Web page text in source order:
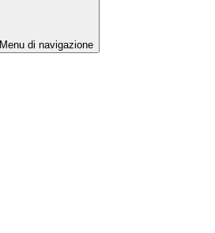
Menu di navigazione